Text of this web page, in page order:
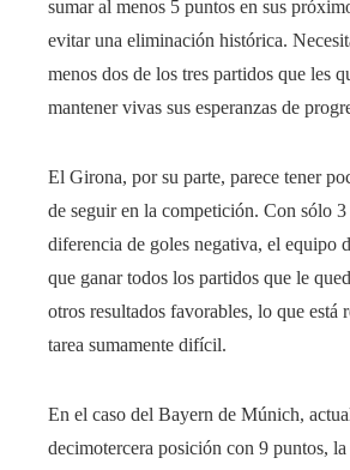
sumar al menos 5 puntos en sus
evitar una eliminación histórica.
menos dos de los tres partidos que les
mantener vivas sus esperanzas de
El Girona, por su parte, parece tener
de seguir en la competición. Con sólo
diferencia de goles negativa, el equipo
que ganar todos los partidos que le
otros resultados favorables, lo que está
tarea sumamente difícil.
En el caso del Bayern de Múnich,
decimotercera posición con 9 puntos, la